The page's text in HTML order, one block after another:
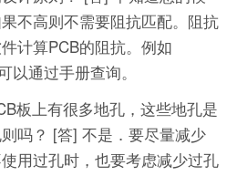
不高则不需要阻抗匹配。阻抗
计算PCB的阻抗。例如
以通过手册查询。
板上有很多地孔，这些地孔是
吗？ [答] 不是．要尽量减少
用过孔时，也要考虑减少过孔